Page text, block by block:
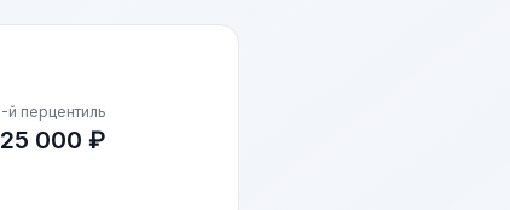
й перцентиль
000 ₽